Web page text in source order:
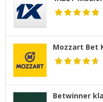
Mozzart Bet
Betwinner